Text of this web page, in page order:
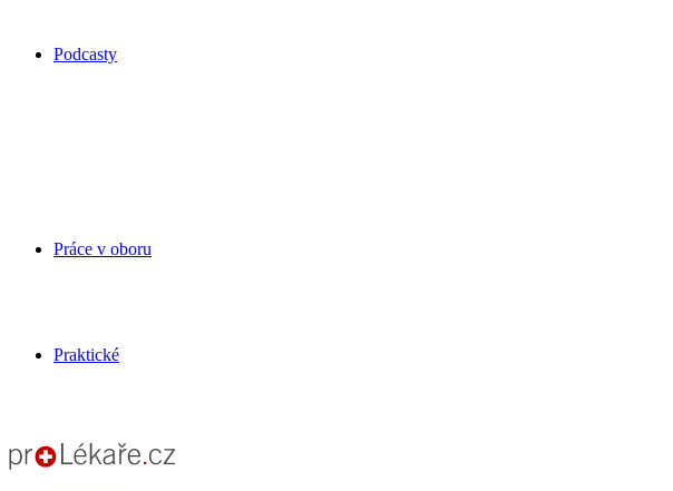
Podcasty
Práce v oboru
Praktické